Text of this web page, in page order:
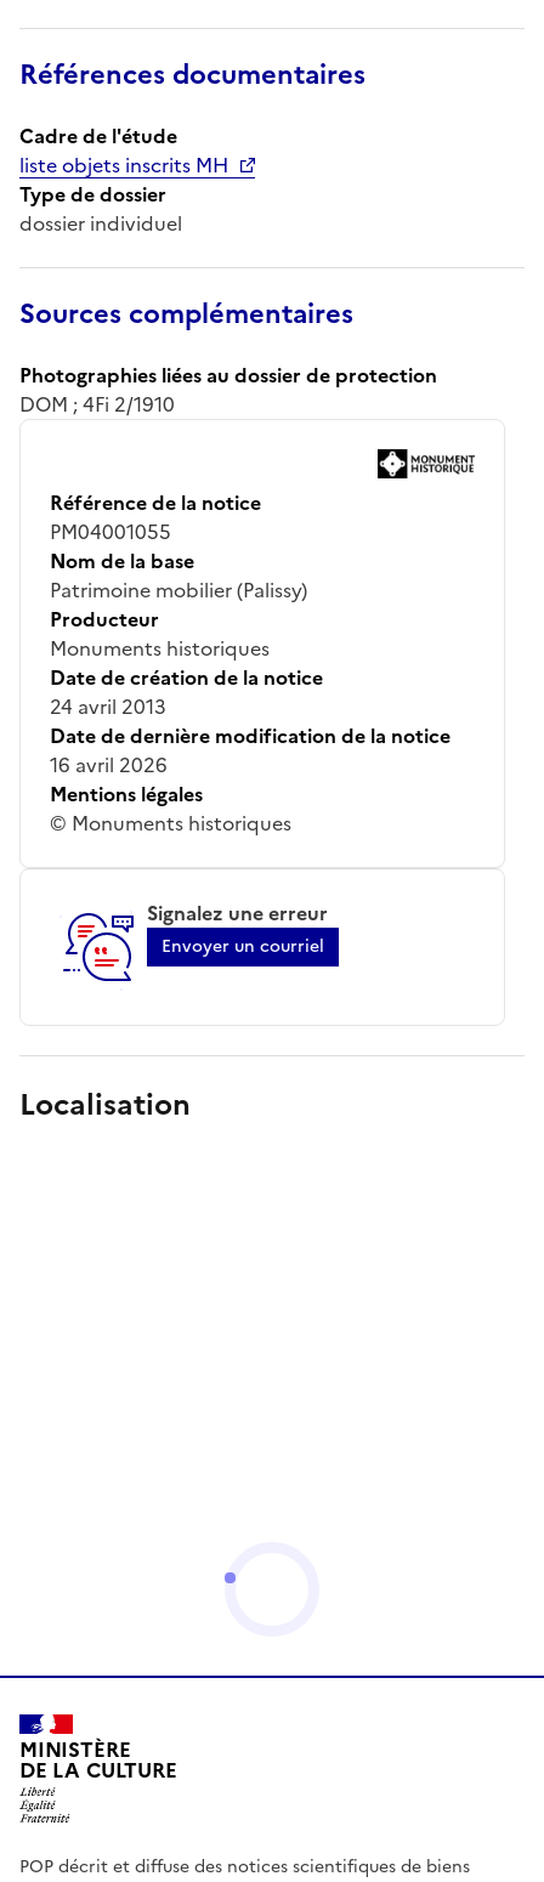
Références documentaires
Cadre de l'étude
liste objets inscrits MH
Type de dossier
dossier individuel
Sources complémentaires
Photographies liées au dossier de protection
DOM ; 4Fi 2/1910
Référence de la notice
PM04001055
Nom de la base
Patrimoine mobilier (Palissy)
Producteur
Monuments historiques
Date de création de la notice
24 avril 2013
Date de dernière modification de la notice
16 avril 2026
Mentions légales
© Monuments historiques
Signalez une erreur
Envoyer un courriel
Localisation
MINISTÈRE
DE LA CULTURE
POP décrit et diffuse des notices scientifiques de biens